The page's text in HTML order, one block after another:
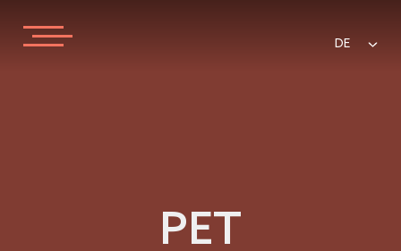
DE
PET